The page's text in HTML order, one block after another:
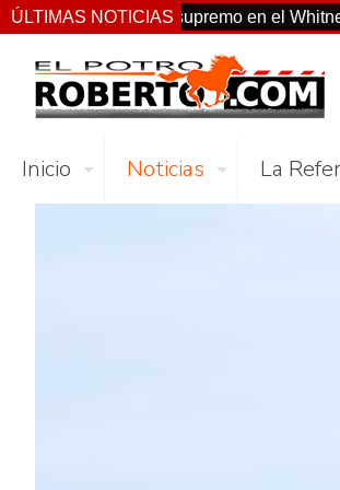
ÚLTIMAS NOTICIASsupremo en el Whitney G1
Inicio Noticias La